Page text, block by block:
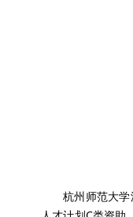
杭州师范大